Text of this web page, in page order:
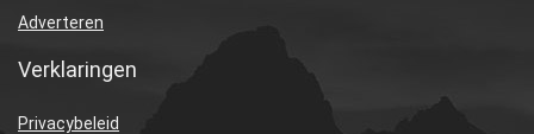
Adverteren
Verklaringen
Privacybeleid